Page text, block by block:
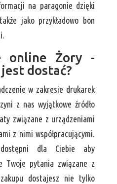
na paragonie dzięki
jako przykładowo bon
online Żory -
dostać?
w zakresie drukarek
z nas wyjątkowe źródło
związane z urządzeniami
z nimi współpracującymi.
dla Ciebie aby
Twoje pytania związane z
dostajesz nie tylko